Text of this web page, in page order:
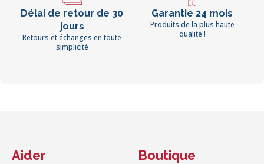
Délai de retour de 30
jours
Retours et échanges en toute
simplicité
Garantie 24 mois
Produits de la plus haute
qualité !
Aider Boutique